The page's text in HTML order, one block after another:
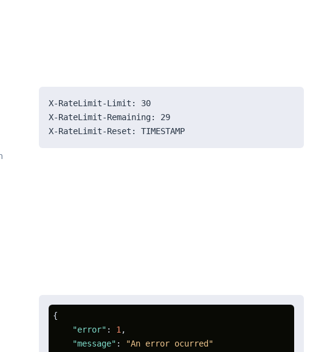
X-RateLimit-Limit: 30
X-RateLimit-Remaining: 29
X-RateLimit-Reset: TIMESTAMP
{
"error" : 1 ,
"message" :
"An error ocurred"